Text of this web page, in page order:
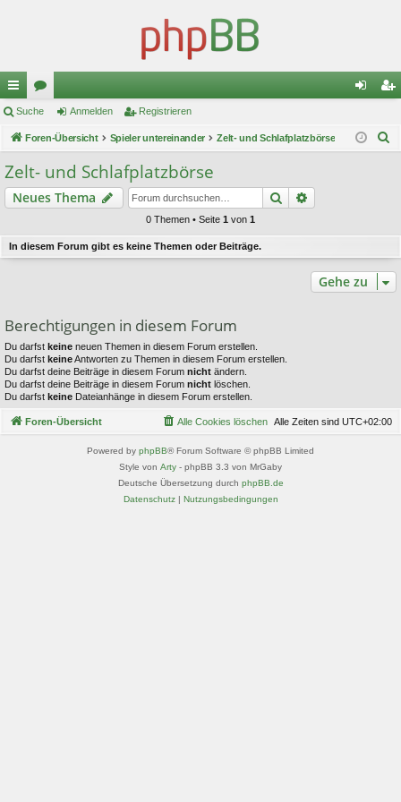
ch
ne
llz
ug
or
en m ist
Suche Anmelden Registrieren
Foren-Übersicht Spieler untereinander Zelt- und Schlafplatzbörse
Zelt- und Schlafplatzbörse
Neues Thema Suche
0 Themen • Seite 1 von 1
In diesem Forum gibt es keine Themen oder Beiträge.
Gehe zu
Berechtigungen in diesem Forum
Du darfst keine neuen Themen in diesem Forum erstellen.
Du darfst keineAntworten zu Themen in diesem Forum erstellen.
Du darfst deine Beiträge in diesem Forum nicht ändern.
Du darfst deine Beiträge in diesem Forum nicht löschen.
Du darfst keine Dateianhänge in diesem Forum erstellen.
Foren-Übersicht Alle Zeiten sind UTC+02:00
Alle Cookies löschen
Powered by phpBB® Forum Software © phpBB Limited
Style von Arty - phpBB 3.3 von MrGaby
Deutsche Übersetzung durch phpBB.de
Datenschutz| Nutzungsbedingungen